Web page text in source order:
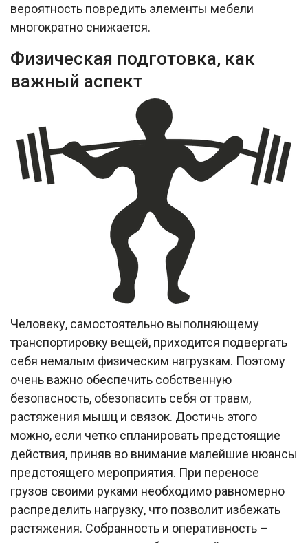
вероятность повредить элементы мебели
многократно снижается.
Физическая подготовка, как
важный аспект
Человеку, самостоятельно выполняющему
транспортировку вещей, приходится подвергать
себя немалым физическим нагрузкам. Поэтому
очень важно обеспечить собственную
безопасность, обезопасить себя от травм,
растяжения мышц и связок. Достичь этого
можно, если четко спланировать предстоящие
действия, приняв во внимание малейшие нюансы
предстоящего мероприятия. При переносе
грузов своими руками необходимо равномерно
распределить нагрузку, что позволит избежать
растяжения. Собранность и оперативность –